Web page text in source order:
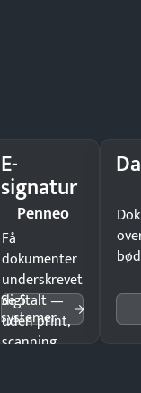
E-
signatur
Penneo
Få
dokumenter
underskrevet
digitalt —
uden print,
scanning
Se 5
systemer